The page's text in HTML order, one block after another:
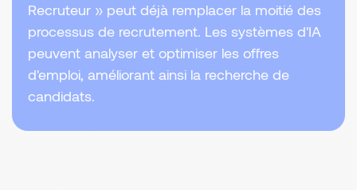
Recruteur » peut déjà remplacer la moitié des
processus de recrutement. Les systèmes d'IA
peuvent analyser et optimiser les offres
d'emploi, améliorant ainsi la recherche de
candidats.